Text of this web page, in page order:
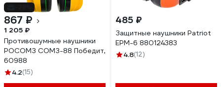
867 ₽
1 205 ₽
Противошумные наушники
РОСОМЗ СОМЗ-88 Победит,
60988
4.2(15)
485 ₽
Защитные наушники Patriot
EPM-6 880124383
4.8(12)